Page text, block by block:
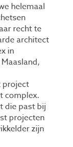
helemaal
recht te
architect
in
project
complex.
die past bij
projecten
zijn